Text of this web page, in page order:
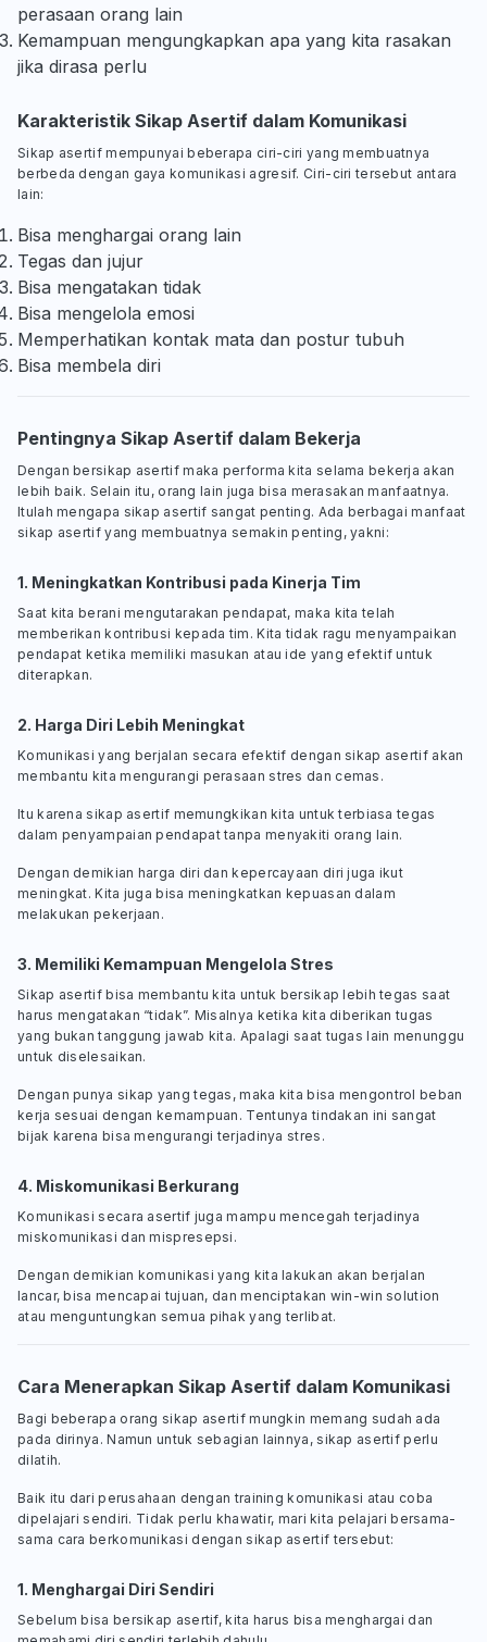
perasaan orang lain
Kemampuan mengungkapkan apa yang kita rasakan
jika dirasa perlu
Karakteristik Sikap Asertif dalam Komunikasi
Sikap asertif mempunyai beberapa ciri-ciri yang membuatnya
berbeda dengan gaya komunikasi agresif. Ciri-ciri tersebut antara
lain:
Bisa menghargai orang lain
Tegas dan jujur
Bisa mengatakan tidak
Bisa mengelola emosi
Memperhatikan kontak mata dan postur tubuh
Bisa membela diri
Pentingnya Sikap Asertif dalam Bekerja
Dengan bersikap asertif maka performa kita selama bekerja akan
lebih baik. Selain itu, orang lain juga bisa merasakan manfaatnya.
Itulah mengapa sikap asertif sangat penting. Ada berbagai manfaat
sikap asertif yang membuatnya semakin penting, yakni:
1. Meningkatkan Kontribusi pada Kinerja Tim
Saat kita berani mengutarakan pendapat, maka kita telah
memberikan kontribusi kepada tim. Kita tidak ragu menyampaikan
pendapat ketika memiliki masukan atau ide yang efektif untuk
diterapkan.
2. Harga Diri Lebih Meningkat
Komunikasi yang berjalan secara efektif dengan sikap asertif akan
membantu kita mengurangi perasaan stres dan cemas.
Itu karena sikap asertif memungkikan kita untuk terbiasa tegas
dalam penyampaian pendapat tanpa menyakiti orang lain.
Dengan demikian harga diri dan kepercayaan diri juga ikut
meningkat. Kita juga bisa meningkatkan kepuasan dalam
melakukan pekerjaan.
3. Memiliki Kemampuan Mengelola Stres
Sikap asertif bisa membantu kita untuk bersikap lebih tegas saat
harus mengatakan “tidak”. Misalnya ketika kita diberikan tugas
yang bukan tanggung jawab kita. Apalagi saat tugas lain menunggu
untuk diselesaikan.
Dengan punya sikap yang tegas, maka kita bisa mengontrol beban
kerja sesuai dengan kemampuan. Tentunya tindakan ini sangat
bijak karena bisa mengurangi terjadinya stres.
4. Miskomunikasi Berkurang
Komunikasi secara asertif juga mampu mencegah terjadinya
miskomunikasi dan mispresepsi.
Dengan demikian komunikasi yang kita lakukan akan berjalan
lancar, bisa mencapai tujuan, dan menciptakan win-win solution
atau menguntungkan semua pihak yang terlibat.
Cara Menerapkan Sikap Asertif dalam Komunikasi
Bagi beberapa orang sikap asertif mungkin memang sudah ada
pada dirinya. Namun untuk sebagian lainnya, sikap asertif perlu
dilatih.
Baik itu dari perusahaan dengan training komunikasi atau coba
dipelajari sendiri. Tidak perlu khawatir, mari kita pelajari bersama-
sama cara berkomunikasi dengan sikap asertif tersebut:
1. Menghargai Diri Sendiri
Sebelum bisa bersikap asertif, kita harus bisa menghargai dan